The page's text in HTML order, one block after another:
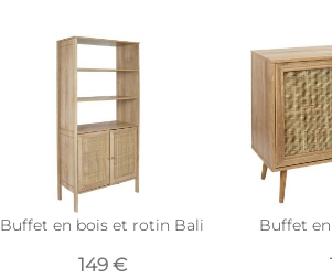
Buffet en bois et rotin Bali
149 €
Buffet